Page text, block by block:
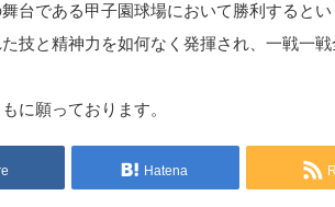
台である甲子園球場において勝利するとい
技と精神力を如何なく発揮され、一戦一
に願っております。
Hatena